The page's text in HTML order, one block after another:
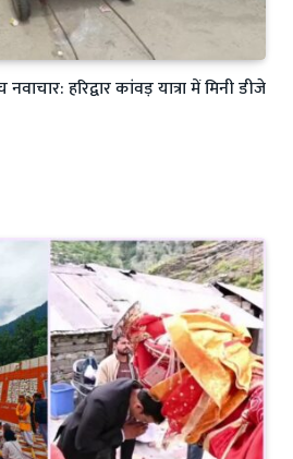
हरिद्वार कांवड़ यात्रा में मिनी डीजे